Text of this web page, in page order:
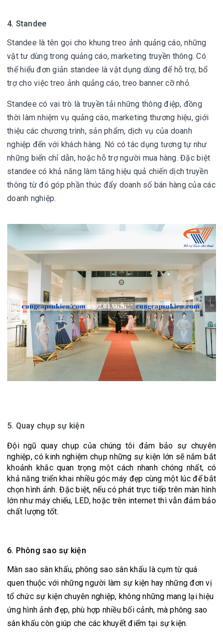
4. Standee
Standee là tên gọi cho khung treo ảnh quảng cáo, những
vật tư dùng trong quảng cáo, marketing truyền thông. Có
thể hiểu đơn giản standee là vật dụng dùng để hỗ trợ, bổ
trợ cho việc treo ảnh quảng cáo, treo banner cỡ nhỏ.
Standee có vai trò là truyền tải những thông điệp, đồng
thời làm nhiệm vụ quảng cáo, marketing thương hiệu, giới
thiệu các chương trình, sản phẩm, dịch vụ của doanh
nghiệp đến với khách hàng. Nó có tác dụng tương tự như
những biển chỉ dẫn, hoặc hỗ trợ người mua hàng. Đặc biệt
standee có khả năng làm tăng hiệu quả chiến dịch truyền
thông từ đó góp phần thúc đẩy doanh số bán hàng của các
doanh nghiệp.
5. Quay chụp sự kiện
Đội ngũ quay chụp của chúng tôi đảm bảo sự chuyên
nghiệp, có kinh nghiệm chụp những sự kiện lớn sẽ nắm bắt
khoảnh khắc quan trọng một cách nhanh chóng nhất, có
khả năng triển khai nhiều góc máy đẹp cùng một lúc để bắt
chọn hình ảnh. Đặc biệt, nếu có phát trực tiếp trên màn hình
lớn như máy chiếu, LED, hoặc trên internet thì vẫn đảm bảo
chất lượng tốt.
6. Phông sao sự kiện
Màn sao sân khấu, phông sao sân khấu là cụm từ quá
quen thuộc với những người làm sự kiện hay những đơn vị
tổ chức sự kiện chuyên nghiệp, không những mang lại hiệu
ứng hình ảnh đẹp, phù hợp nhiều bối cảnh, mà phông sao
sân khấu còn giúp che các khuyết điểm tại sự kiện.